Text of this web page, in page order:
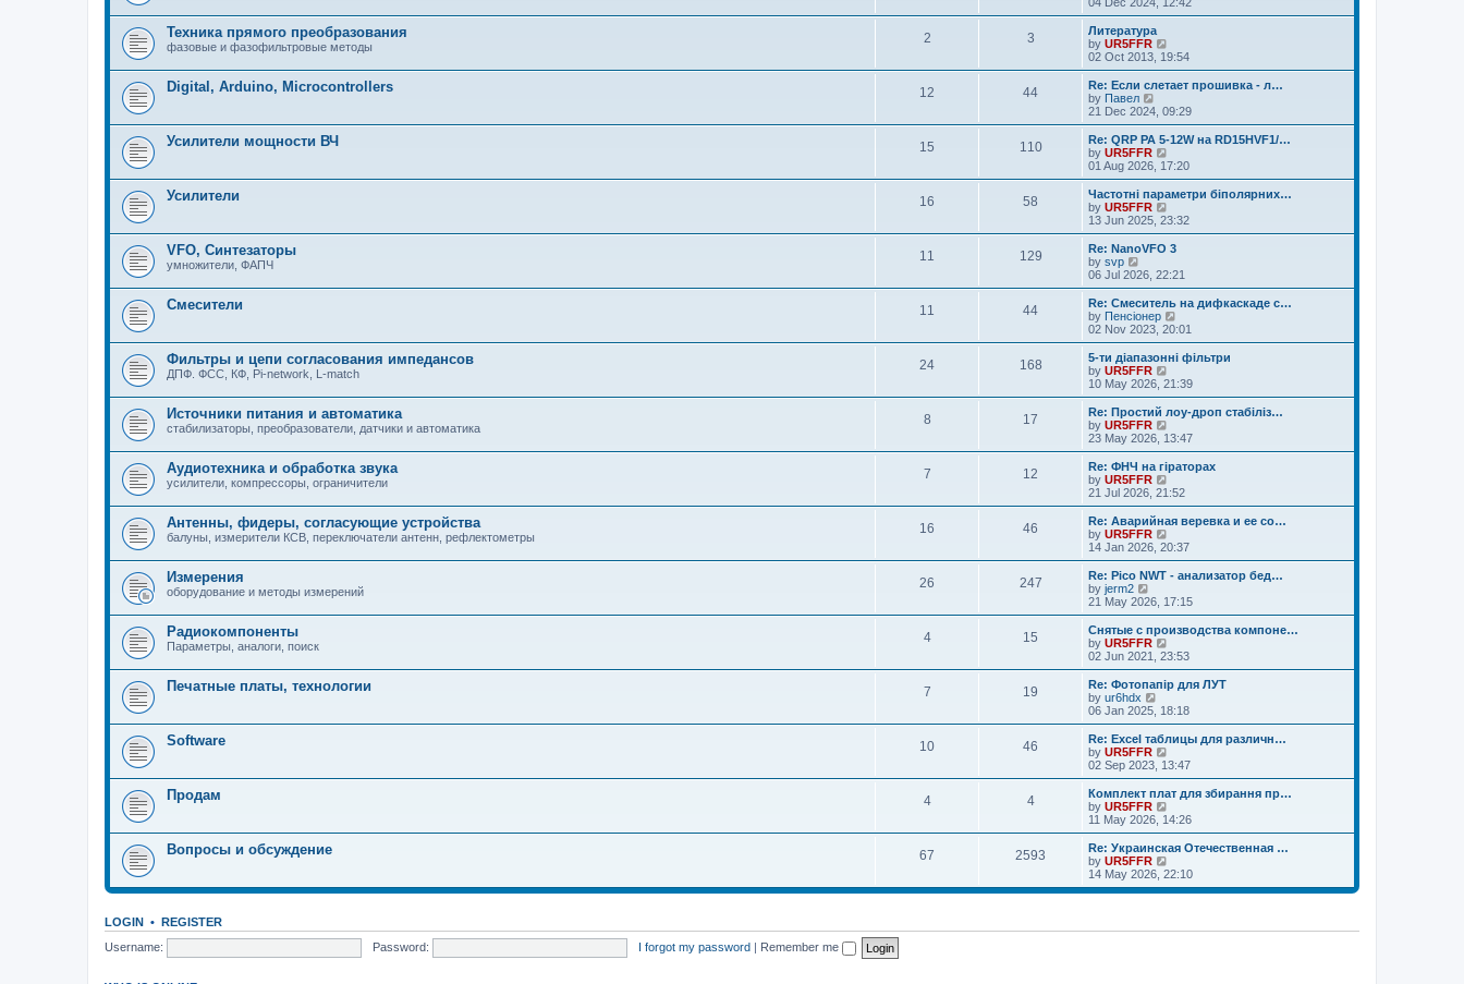
e
t
p
o
s
t
e
t
e
t
p
o
s
t
e
w
t
h
e
l
a
t
e
s
t
p
o
s
t
04 Dec 2024, 12:42
Техника прямого преобразования
фазовые и фазофильтровые методы
2 3
Литература
by UR5FFR
i
e
w
h
e
l
a
t
e
t
p
o
s
t
02 Oct 2013, 19:54
Digital, Arduino, Microcontrollers 12 44
Re: Если слетает прошивка - л…
by Павел
i
e
w
t
h
e
l
a
t
e
s
t
p
o
s
t
21 Dec 2024, 09:29
Усилители мощности ВЧ 15 110
Re: QRP PA 5-12W на RD15HVF1/…
by UR5FFR
i
e
w
h
e
l
a
t
e
t
p
o
s
t
01 Aug 2026, 17:20
Усилители 16 58
Частотні параметри біполярних…
by UR5FFR
i
e
w
h
e
l
a
t
e
t
p
o
s
t
13 Jun 2025, 23:32
VFO, Синтезаторы
умножители, ФАПЧ
11 129
Re: NanoVFO 3
by svp
i
e
w
t
h
e
l
a
t
e
t
p
o
s
t
06 Jul 2026, 22:21
Смесители 11 44
Re: Смеситель на дифкаскаде с…
by Пенсіонер
i
e
w
h
e
l
a
t
e
t
p
o
s
t
02 Nov 2023, 20:01
Фильтры и цепи согласования импедансов
ДПФ. ФСС, КФ, Pi-network, L-match
24 168
5-ти діапазонні фільтри
by UR5FFR
i
e
w
h
e
l
a
t
e
t
p
o
s
t
10 May 2026, 21:39
Источники питания и автоматика
стабилизаторы, преобразователи, датчики и автоматика
8 17
Re: Простий лоу-дроп стабіліз…
by UR5FFR
i
e
w
t
h
e
l
a
t
e
t
p
o
s
t
23 May 2026, 13:47
Аудиотехника и обработка звука
усилители, компрессоры, ограничители
7 12
Re: ФНЧ на гіраторах
by UR5FFR
i
e
w
h
e
t
e
t
p
o
t
21 Jul 2026, 21:52
Антенны, фидеры, согласующие устройства
балуны, измерители КСВ, переключатели антенн, рефлектометры
16 46
Re: Аварийная веревка и ее со…
by UR5FFR
i
e
w
h
e
l
a
t
e
t
p
o
t
14 Jan 2026, 20:37
Измерения
оборудование и методы измерений
26 247
Re: Pico NWT - анализатор бед…
by jerm2
i
e
w
t
h
e
l
a
t
e
t
p
o
t
21 May 2026, 17:15
Радиокомпоненты
Параметры, аналоги, поиск
4 15
Снятые с производства компоне…
by UR5FFR
i
e
w
t
h
e
l
a
t
e
t
p
o
t
02 Jun 2021, 23:53
Печатные платы, технологии 7 19
Re: Фотопапір для ЛУТ
by ur6hdx
e
w
t
h
e
l
a
t
e
t
p
o
s
06 Jan 2025, 18:18
Software 10 46
Re: Excel таблицы для различн…
by UR5FFR
i
e
w
h
e
l
a
t
e
s
o
02 Sep 2023, 13:47
Продам 4 4
Комплект плат для збирання пр…
by UR5FFR
i
e
w
h
e
l
11 May 2026, 14:26
Вопросы и обсуждение 67 2593
Re: Украинская Отечественная …
by UR5FFR
i
e
14 May 2026, 22:10
LOGIN •
REGISTER
Username:
Password: I forgot my password Remember me